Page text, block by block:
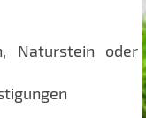
Naturstein oder